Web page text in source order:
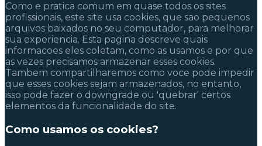
Como e pratica comum em quase todos os sites
profissionais, este site usa cookies, que sao pequenos
arquivos baixados no seu computador, para melhorar
sua experiencia. Esta pagina descreve quais
informacoes eles coletam, como as usamos e por que
as vezes precisamos armazenar esses cookies.
Tambem compartilharemos como voce pode impedir
que esses cookies sejam armazenados, no entanto,
isso pode fazer o downgrade ou 'quebrar' certos
elementos da funcionalidade do site.
Como usamos os cookies?